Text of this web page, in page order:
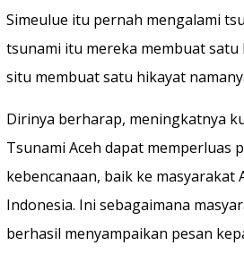
Simeulue itu pernah mengalami
tsunami itu mereka membuat satu
situ membuat satu hikayat
Dirinya berharap, meningkatnya
Tsunami Aceh dapat memperluas
kebencanaan, baik ke masyarakat
Indonesia. Ini sebagaimana
berhasil menyampaikan pesan